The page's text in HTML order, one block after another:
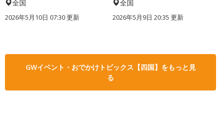
全国
2026年5月10日 07:30 更新
全国
2026年5月9日 20:35 更新
GWイベント・おでかけトピックス【四国】をもっと見
る